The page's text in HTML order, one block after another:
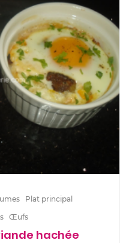
Plat principal
Œufs
hachée